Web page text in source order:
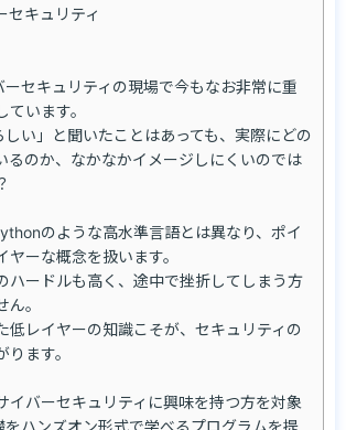
セキュリティ
ーセキュリティの現場で今もなお非常に重
います。
しい」と聞いたことはあっても、実際にどの
るのか、なかなかイメージしにくいのでは
のような高水準言語とは異なり、ポイ
ヤーな概念を扱います。
ハードルも高く、途中で挫折してしまう方
。
低レイヤーの知識こそが、セキュリティの
ます。
イバーセキュリティに興味を持つ方を対象
をハンズオン形式で学べるプログラムを提